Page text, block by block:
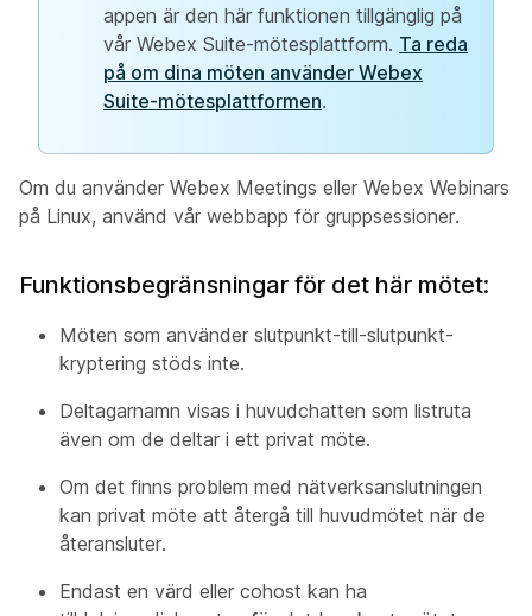
appen är den här funktionen tillgänglig på
vår Webex Suite-mötesplattform. Ta reda
på om dina möten använder Webex
Suite-mötesplattformen.
Om du använder Webex Meetings eller Webex Webinars
på Linux, använd vår webbapp för gruppsessioner.
Funktionsbegränsningar för det här mötet:
Möten som använder slutpunkt-till-slutpunkt-
kryptering stöds inte.
Deltagarnamn visas i huvudchatten som listruta
även om de deltar i ett privat möte.
Om det finns problem med nätverksanslutningen
kan privat möte att återgå till huvudmötet när de
återansluter.
Endast en värd eller cohost kan ha